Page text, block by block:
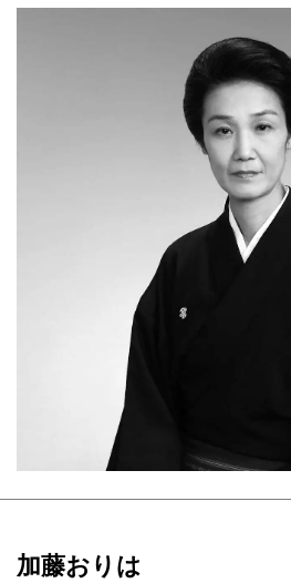
加藤おりは